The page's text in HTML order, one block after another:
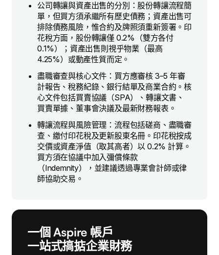
公司轉讓與資產出售的分別：股份轉讓流程簡
單，但買方須承繼所有歷史債務；資產出售可
排除債務風險，惟合約及牌照須重新簽署。印
花稅方面，股份轉讓僅 0.2%（雙方各付
0.1%）；資產出售則視乎物業（最高
4.25%）或動產性質而定。
盡職審查與核心文件：買方應審核 3–5 年審
計報告、稅務紀錄、銀行結單及商業合約。核
心文件包括買賣協議（SPA）、轉讓文書、
買賣單據、董事會決議及最新財務報表。
轉讓流程與風險管理：流程包括磋商、盡職審
查、繳付印花稅及更新股東名冊。印花稅按成
交價或資產淨值（取其高者）以 0.2% 計算。
買方須在協議中加入彌償條款
（Indemnity），並建議透過專業會計師或律
師協助交易。
一個 Aspire 帳戶
一站式搞掂企業財務